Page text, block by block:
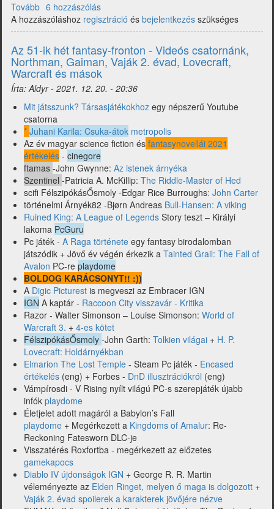
Tovább (52-
ik
hét
2021
-
Évzáró
fantasy
fronton
-
Warhammer,
Robert
Jordan
Idő
kereke
sorozat,
Conan
és
mások)
6 hozzászólás
A hozzászóláshoz regisztráció és bejelentkezés szükséges
Az 51-ik hét fantasy-fronton - Videós csatornánk,
Northman, Gaiman, Vaják 2. évad, Lovecraft,
Warcraft és mások
Írta:Aldyr- 2021. 12. 20. - 20:36
Mit játsszunk? Társasjátékokhoz egy népszerű Youtube
csatorna
* Juhani Karila: Csuka-átok metropolis
Az év magyar science fiction és fantasynovellái 2021
értékelés - cinegore
ftamas -John Gwynne: Az istenek árnyéka
Szentinel -Patricia A. McKillip: The Riddle-Master of Hed
scifi FélszipókásŐsmoly -Edgar Rice Burroughs: John Carter
történelmi Árnyék82 -Bjørn Andreas Bull-Hansen: A viking
Ruined King: A League of Legends Story teszt – Királyi
lakoma PcGuru
Pc játék - A Raga története egy fantasy birodalomban
játszódik + Jövő év végén érkezik a Tainted Grail: The Fall of
Avalon PC-re playdome
BOLDOG KARÁCSONYT!! :))
A Digic Picturest is megveszi az Embracer IGN
IGN A kaptár - Raccoon City visszavár - Kritika
Razor - Walter Simonson – Louise Simonson: World of
Warcraft 3. + 4-es kötet
FélszipókásŐsmoly -John Garth: Tolkien világai + H. P.
Lovecraft: Holdárnyékban
Elmarion The Lost Temple - Steam Pc játék - Encased
értékelés (eng) + Forbes - DnD illusztrációkról (eng)
Vámpírosdi - V Rising nyílt világú PC-s szerepjáték újabb
infók playdome
Életjelet adott magáról a Babylon’s Fall
playdome + Megérkezett a Kingdoms of Amalur: Re-
Reckoning Fatesworn DLC-je
Visszatérés Roxfortba - megérkezett az előzetes
gamekapocs
Diablo IV újdonságok IGN + George R. R. Martin
véleményezte az Elden Ringet, melyen ő maga is dolgozott +
Vaják 2. évad spoilerek a karakterek jövőjére nézve